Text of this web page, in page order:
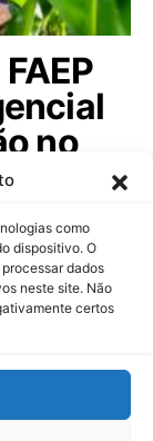
como
dispositivo. O
dados
neste site. Não
certos
no
e
Aviso Legal